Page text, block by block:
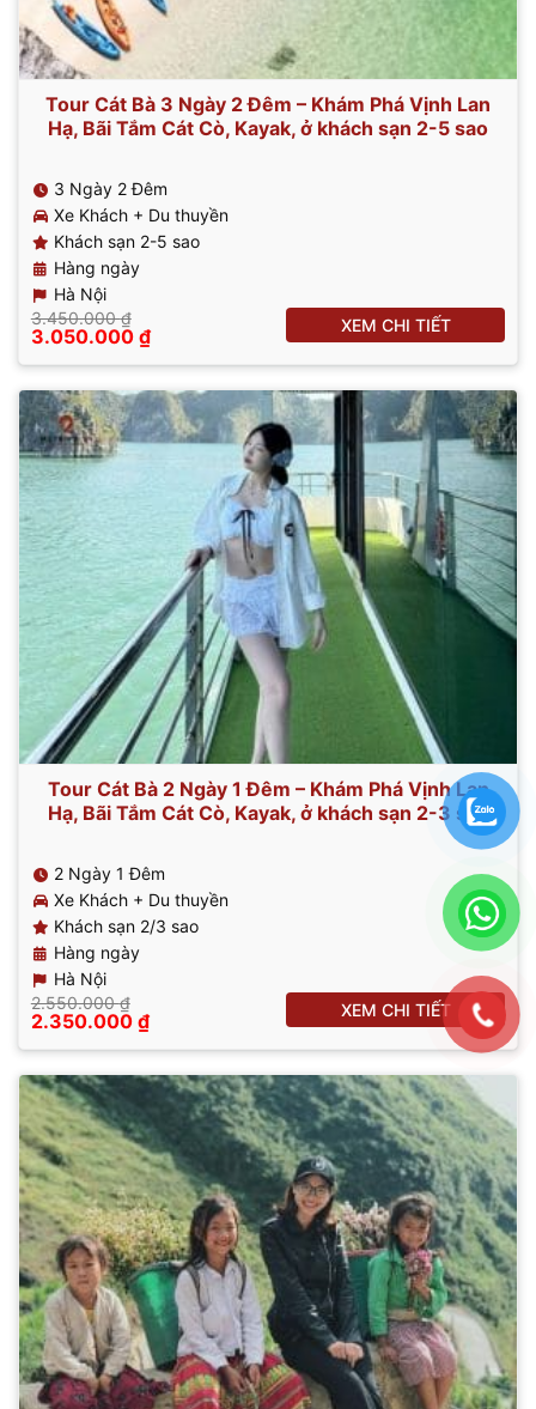
Tour Cát Bà 3 Ngày 2 Đêm – Khám Phá Vịnh Lan
Hạ, Bãi Tắm Cát Cò, Kayak, ở khách sạn 2-5 sao
3 Ngày 2 Đêm
Xe Khách + Du thuyền
Khách sạn 2-5 sao
Hàng ngày
Hà Nội
3.450.000₫
Giá
là:
3.450.000 ₫.
3.050.000 ₫Giá
hiện
tại
là:
3.050.000 ₫.
XEM CHI TIẾT
Tour Cát Bà 2 Ngày 1 Đêm – Khám Phá Vịnh Lan
Hạ, Bãi Tắm Cát Cò, Kayak, ở khách sạn 2-3 sao
2 Ngày 1 Đêm
Xe Khách + Du thuyền
Khách sạn 2/3 sao
Hàng ngày
Hà Nội
2.550.000₫
Giá
là:
2.550.000 ₫.
2.350.000 ₫Giá
hiện
tại
là:
2.350.000 ₫.
XEM CHI TIẾT